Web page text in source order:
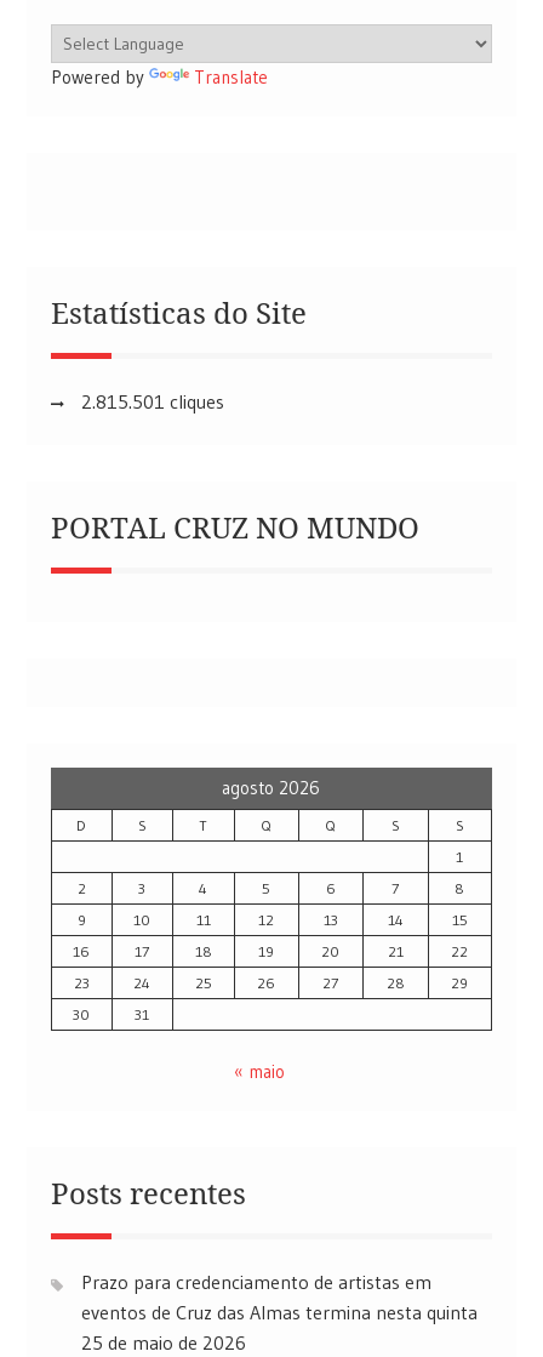
Powered by Translate
Estatísticas do Site
2.815.501 cliques
PORTAL CRUZ NO MUNDO
agosto 2026
D S T Q Q S
S
1
2
3 4 5 6 7
8
9
10 11 12 13 14
15
16
17 18 19 20 21
22
23
24 25 26 27 28
29
30
31
« maio
Posts recentes
Prazo para credenciamento de artistas em
eventos de Cruz das Almas termina nesta quinta
25 de maio de 2026